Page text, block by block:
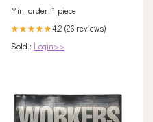
Min. order: 1 piece
★★★★★4.2 (26 reviews)
Sold : Login>>